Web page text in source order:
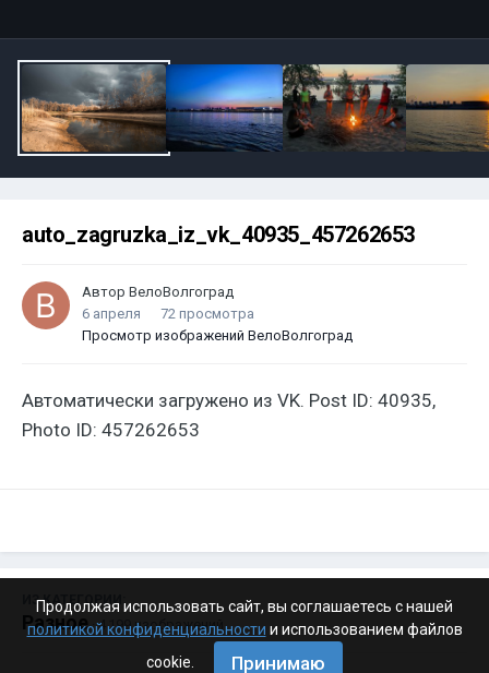
auto_zagruzka_iz_vk_40935_457262653
Автор ВелоВолгоград
6 апреля
72 просмотра
Просмотр изображений ВелоВолгоград
Автоматически загружено из VK. Post ID: 40935,
Photo ID: 457262653
ИЗ КАТЕГОРИИ:
Разное · 4 199 изображений
Продолжая использовать сайт, вы соглашаетесь с нашей
политикой конфиденциальности и использованием файлов
cookie.
Принимаю